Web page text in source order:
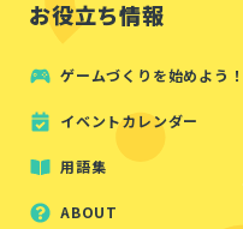
お役立ち情報
ゲームづくりを始めよう！
イベントカレンダー
用語集
ABOUT